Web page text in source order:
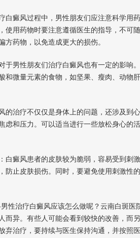
癜风过程中，男性朋友们应注意科学用
使用药物时要注意遵循医生的指导，不可
方药物，以免造成更大的损伤。
男性朋友们治疗白癜风也有一定的影响
和微量元素的食物，如坚果、瘦肉、动物
治疗不仅仅是身体上的问题，还涉及到
虑和压力。可以适当进行一些放松身心的
癜风患者的皮肤较为脆弱，容易受到刺
防止皮肤损伤。同时，要避免使用刺激性
治疗白癜风应该怎么做呢？云南白斑医
而异。有些人可能会看到较快的改善，而
弃治疗，要持续与医生保持沟通，并按照